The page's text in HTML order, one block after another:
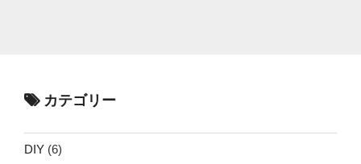
カテゴリー
DIY (6)